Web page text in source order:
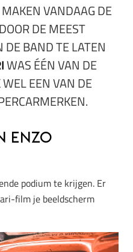
VANDAAG DE
DE MEEST
DE BAND TE LATEN
WAS ÉÉN VAN DE
EEN VAN DE
Enzo
podium te krijgen. Er
film je beeldscherm